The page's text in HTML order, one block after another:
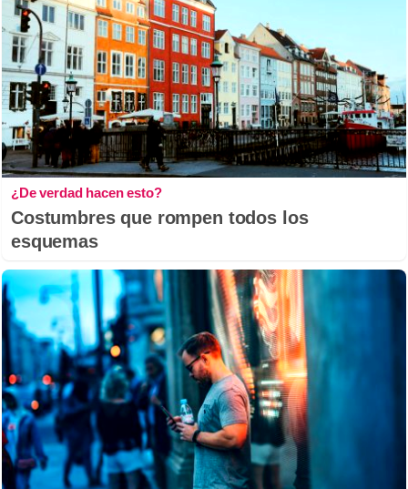
¿De verdad hacen esto?
Costumbres que rompen todos los
esquemas